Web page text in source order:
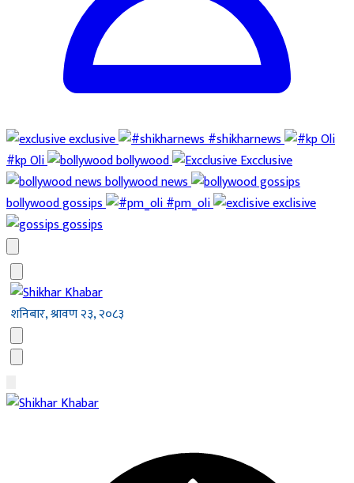
exclusive
#shikharnews
#kp Oli
bollywood
Excclusive
bollywood news
bollywood gossips
#pm_oli
exclisive
gossips
शनिबार, श्रावण २३, २०८३